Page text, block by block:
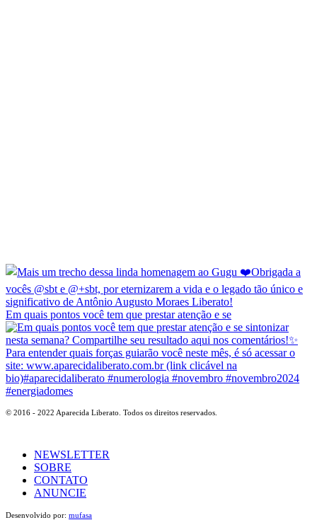
Em quais pontos você tem que prestar atenção e se
© 2016 - 2022 Aparecida Liberato. Todos os direitos reservados.
NEWSLETTER
SOBRE
CONTATO
ANUNCIE
Desenvolvido por: mufasa